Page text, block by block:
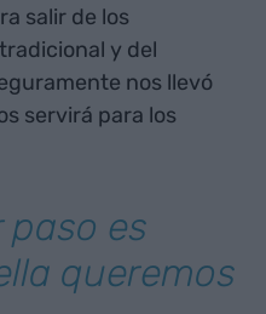
salir de los
y del
nos llevó
servirá para los
paso es
queremos